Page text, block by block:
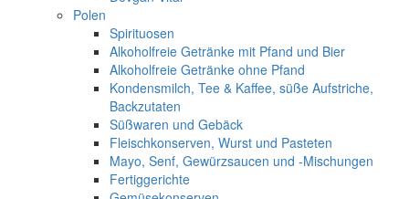
Polen
Spirituosen
Alkoholfreie Getränke mit Pfand und Bier
Alkoholfreie Getränke ohne Pfand
Kondensmilch, Tee & Kaffee, süße Aufstriche,
Backzutaten
Süßwaren und Gebäck
Fleischkonserven, Wurst und Pasteten
Mayo, Senf, Gewürzsaucen und -Mischungen
Fertiggerichte